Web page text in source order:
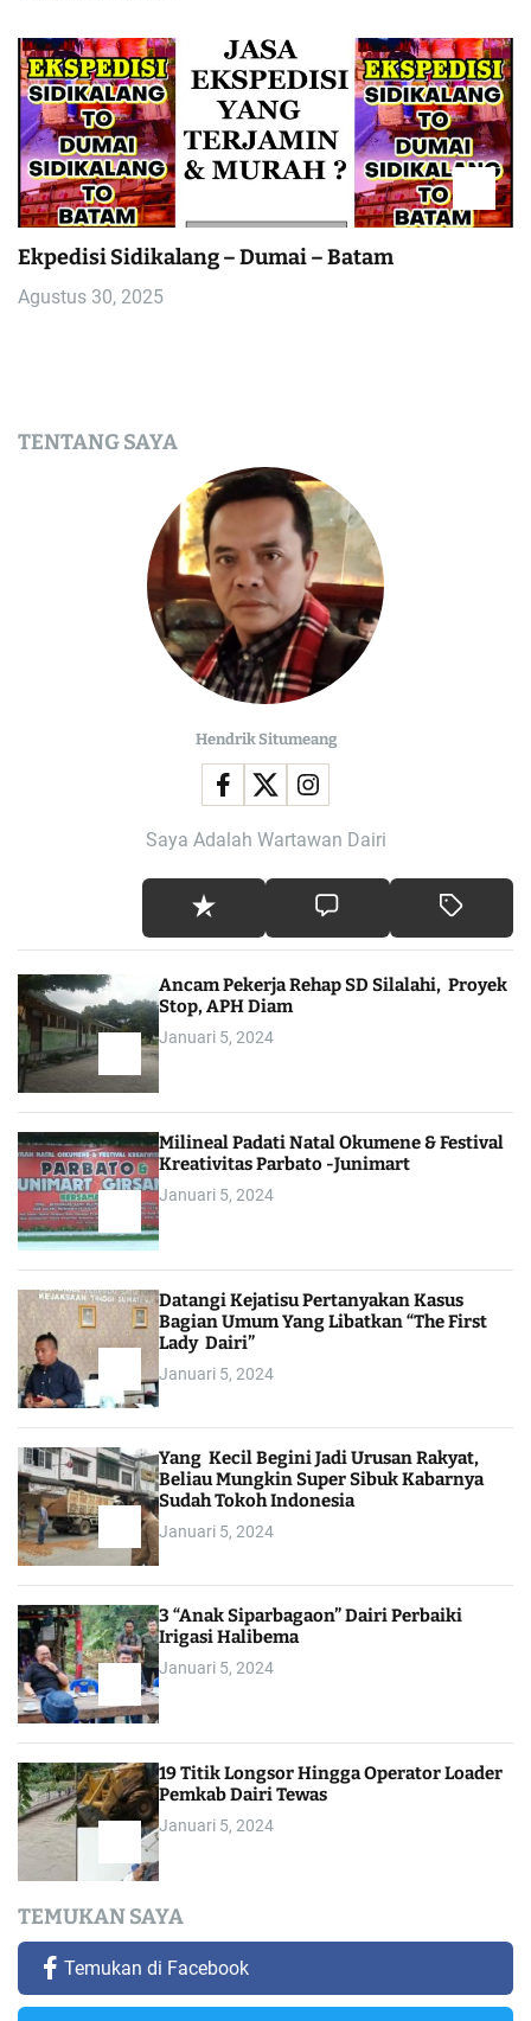
Ekpedisi Sidikalang – Dumai – Batam
Agustus 30, 2025
TENTANG SAYA
Hendrik Situmeang
Saya Adalah Wartawan Dairi
Ancam Pekerja Rehap SD Silalahi, Proyek
Stop, APH Diam
Januari 5, 2024
Milineal Padati Natal Okumene & Festival
Kreativitas Parbato -Junimart
Januari 5, 2024
Datangi Kejatisu Pertanyakan Kasus
Bagian Umum Yang Libatkan “The First
Lady Dairi”
Januari 5, 2024
Yang Kecil Begini Jadi Urusan Rakyat,
Beliau Mungkin Super Sibuk Kabarnya
Sudah Tokoh Indonesia
Januari 5, 2024
3 “Anak Siparbagaon” Dairi Perbaiki
Irigasi Halibema
Januari 5, 2024
19 Titik Longsor Hingga Operator Loader
Pemkab Dairi Tewas
Januari 5, 2024
TEMUKAN SAYA
Temukan di Facebook